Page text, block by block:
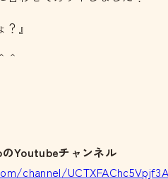
』
＾
Youtubeチャンネル
channel/